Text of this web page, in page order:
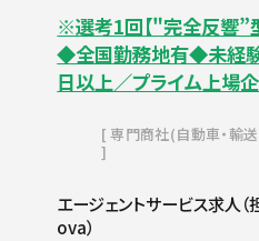
※選考1回【"完全反響”
◆全国勤務地有◆未経
日以上／プライム上場企
専門商社(自動車・輸
エージェントサービス求人
ova）